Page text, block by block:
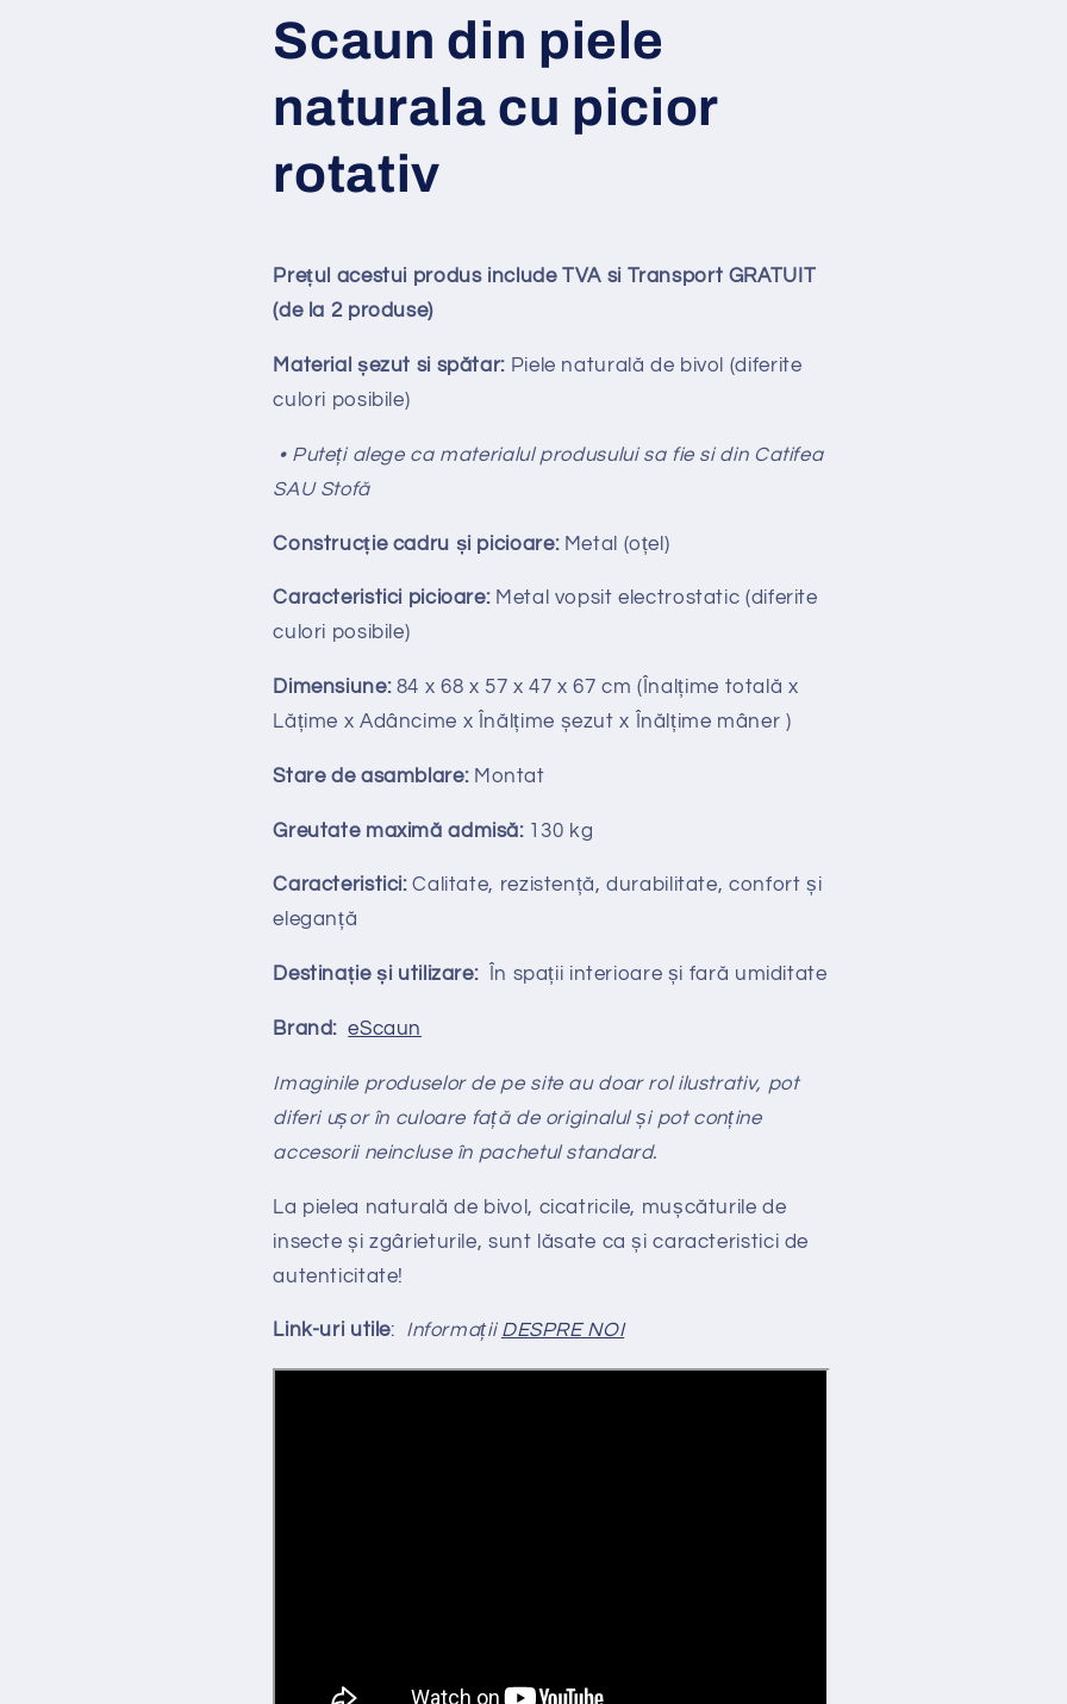
Scaun din piele
naturala cu picior
rotativ
Prețul acestui produs include TVA si Transport GRATUIT
(de la 2 produse)
Material șezut si spătar: Piele naturală de bivol (diferite
culori posibile)
• Puteți alege ca materialul produsului sa fie si din Catifea
SAU Stofă
Construcție cadru și picioare:Metal (oțel)
Caracteristici picioare: Metal vopsit electrostatic (diferite
culori posibile)
Dimensiune: 84 x 68 x 57 x 47 x 67 cm (Înalțime totală x
Lățime x Adâncime x Înălțime șezut x Înălțime mâner )
Stare de asamblare: Montat
Greutate maximă admisă: 130 kg
Caracteristici:Calitate, rezistență, durabilitate, confort și
eleganță
Destinație și utilizare:În spații interioare și fară umiditate
Brand:eScaun
Imaginile produselor de pe site au doar rol ilustrativ, pot
diferi ușor în culoare față de originalul și pot conține
accesorii neincluse în pachetul standard.
La pielea naturală de bivol, cicatricile, mușcăturile de
insecte și zgârieturile, sunt lăsate ca și caracteristici de
autenticitate!
Link-uri utile: Informații DESPRE NOI